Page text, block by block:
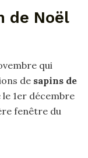
de Noël
qui
de sapins de
1er décembre
fenêtre du